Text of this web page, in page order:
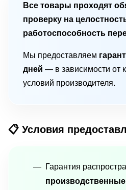
Все товары проходят
проверку на
работоспособность
Мы предоставляем
дней — в зависимости от
условий производителя.
📋 Условия
Гарантия